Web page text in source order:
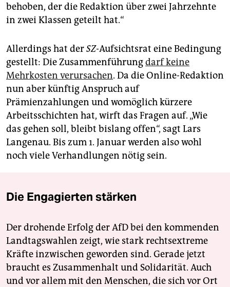
behoben, der die Redaktion über zwei Jahrzehnte
in zwei Klassen geteilt hat.“
Allerdings hat derSZ-Aufsichtsrat eine Bedingung
gestellt: Die Zusammenführungdarf keine
Mehrkosten verursachen. Da die Online-Redaktion
nun aber künftig Anspruch auf
Prämienzahlungen und womöglich kürzere
Arbeitsschichten hat, wirft das Fragen auf. „Wie
das gehen soll, bleibt bislang offen“, sagt Lars
Langenau. Bis zum 1. Januar werden also wohl
noch viele Verhandlungen nötig sein.
Die Engagierten stärken
Der drohende Erfolg der AfD bei den kommenden
Landtagswahlen zeigt, wie stark rechtsextreme
Kräfte inzwischen geworden sind. Gerade jetzt
braucht es Zusammenhalt und Solidarität. Auch
und vor allem mit den Menschen, die sich vor Ort